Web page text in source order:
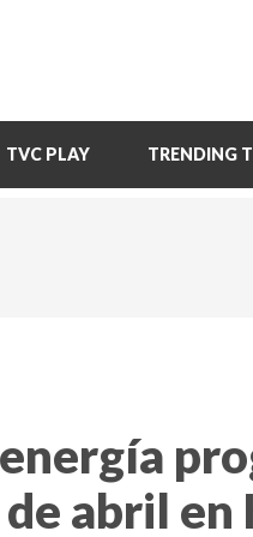
TVC PLAY TRENDING
abril en